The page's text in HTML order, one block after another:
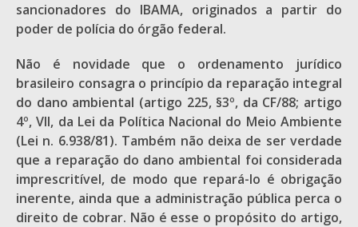
sancionadores do IBAMA, originados a partir do
poder de polícia do órgão federal.
Não é novidade que o ordenamento jurídico
brasileiro consagra o princípio da reparação integral
do dano ambiental (artigo 225, §3º, da CF/88; artigo
4º, VII, da Lei da Política Nacional do Meio Ambiente
(Lei n. 6.938/81). Também não deixa de ser verdade
que a reparação do dano ambiental foi considerada
imprescritível, de modo que repará-lo é obrigação
inerente, ainda que a administração pública perca o
direito de cobrar. Não é esse o propósito do artigo,